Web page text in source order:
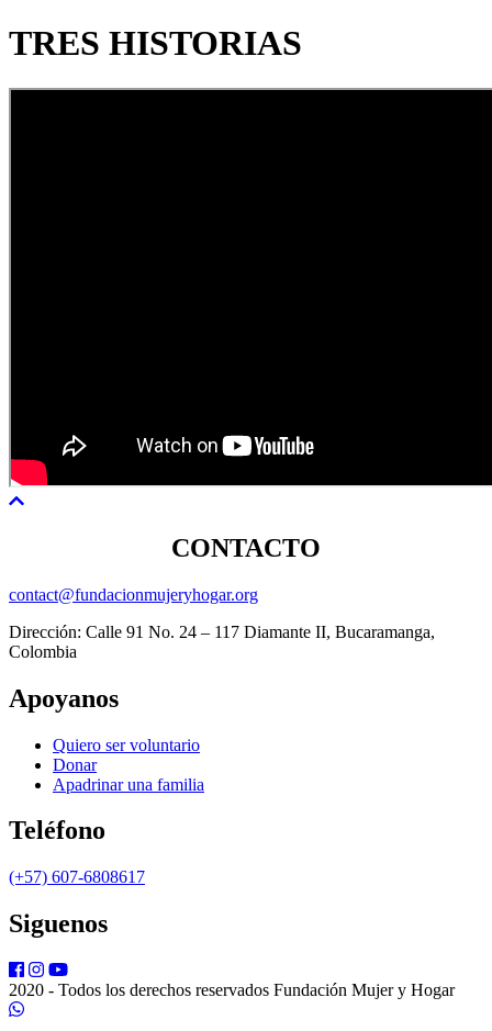
TRES HISTORIAS
CONTACTO
contact@fundacionmujeryhogar.org
Dirección: Calle 91 No. 24 – 117 Diamante II, Bucaramanga,
Colombia
Apoyanos
Quiero ser voluntario
Donar
Apadrinar una familia
Teléfono
(+57) 607-6808617
Siguenos
2020 - Todos los derechos reservados Fundación Mujer y Hogar